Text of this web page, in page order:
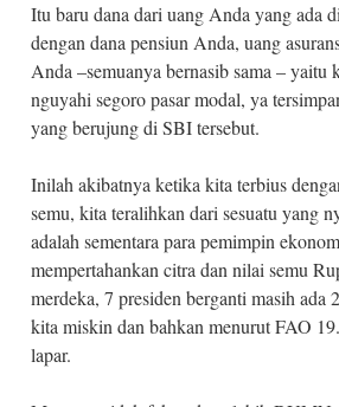
Itu baru dana dari uang Anda yang ada
dengan dana pensiun Anda, uang
Anda –semuanya bernasib sama – yaitu
nguyahi segoro pasar modal, ya
yang berujung di SBI tersebut.
Inilah akibatnya ketika kita terbius
semu, kita teralihkan dari sesuatu yang
adalah sementara para pemimpin
mempertahankan citra dan nilai semu
merdeka, 7 presiden berganti masih ada
kita miskin dan bahkan menurut FAO
lapar.